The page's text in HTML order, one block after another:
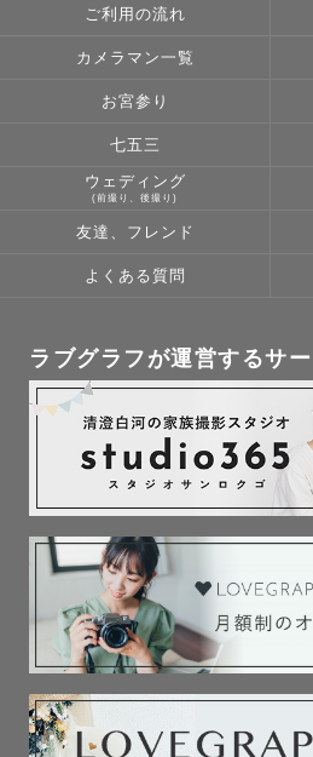
ご利用の流れ
カメラマン一覧
お宮参り
七五三
ウェディング
(前撮り、後撮り)
友達、フレンド
よくある質問
ラブグラフが運営するサ